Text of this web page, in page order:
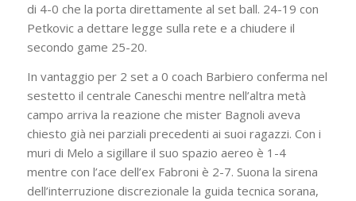
di 4-0 che la porta direttamente al set ball. 24-19 con
Petkovic a dettare legge sulla rete e a chiudere il
secondo game 25-20.
In vantaggio per 2 set a 0 coach Barbiero conferma nel
sestetto il centrale Caneschi mentre nell’altra metà
campo arriva la reazione che mister Bagnoli aveva
chiesto già nei parziali precedenti ai suoi ragazzi. Con i
muri di Melo a sigillare il suo spazio aereo è 1-4
mentre con l’ace dell’ex Fabroni è 2-7. Suona la sirena
dell’interruzione discrezionale la guida tecnica sorana,